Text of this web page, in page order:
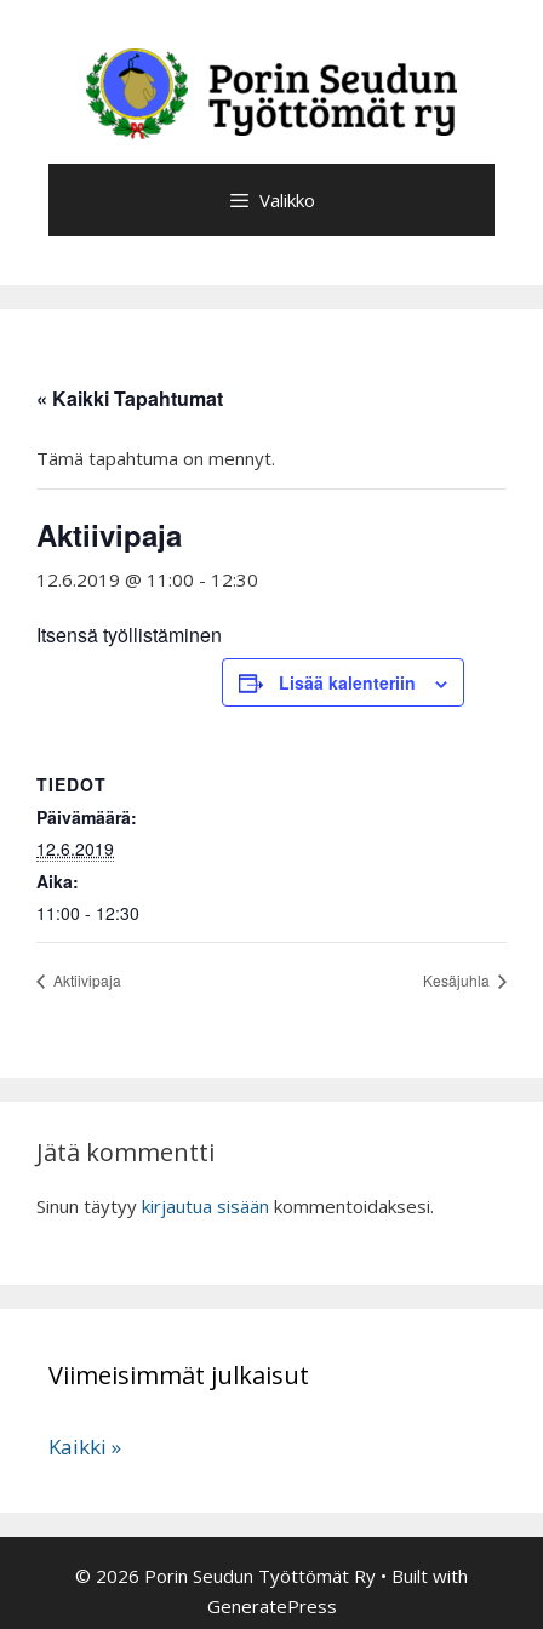
Valikko
« Kaikki Tapahtumat
Tämä tapahtuma on mennyt.
Aktiivipaja
12.6.2019 @ 11:00 - 12:30
Itsensä työllistäminen
Lisää kalenteriin
TIEDOT
Päivämäärä:
12.6.2019
Aika:
11:00 - 12:30
Aktiivipaja Kesäjuhla
Jätä kommentti
Sinun täytyy kirjautua sisään kommentoidaksesi.
Viimeisimmät julkaisut
Kaikki »
© 2026 Porin Seudun Työttömät Ry • Built with
GeneratePress